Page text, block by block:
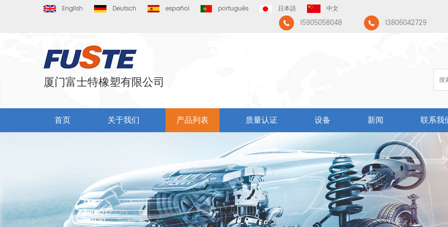
English Deutsch español português 日本語 中文
15905058048 13806042729
厦门富士特橡塑有限公司
首页 关于我们 产品列表 质量认证 设备 新闻 联系我